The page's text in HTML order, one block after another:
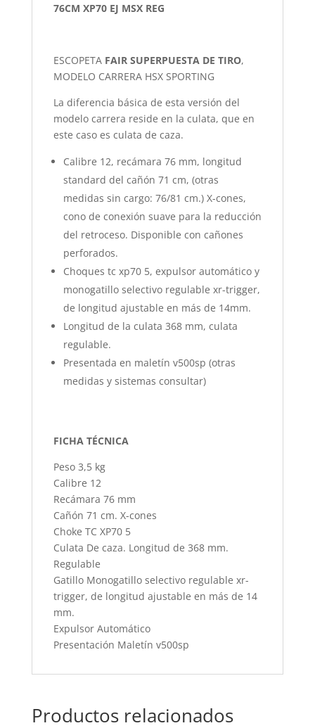
76CM XP70 EJ MSX REG
ESCOPETA FAIR SUPERPUESTA DE TIRO,
MODELO CARRERA HSX SPORTING
La diferencia básica de esta versión del
modelo carrera reside en la culata, que en
este caso es culata de caza.
Calibre 12, recámara 76 mm, longitud
standard del cañón 71 cm, (otras
medidas sin cargo: 76/81 cm.) X-cones,
cono de conexión suave para la reducción
del retroceso. Disponible con cañones
perforados.
Choques tc xp70 5, expulsor automático y
monogatillo selectivo regulable xr-trigger,
de longitud ajustable en más de 14mm.
Longitud de la culata 368 mm, culata
regulable.
Presentada en maletín v500sp (otras
medidas y sistemas consultar)
FICHA TÉCNICA
Peso 3,5 kg
Calibre 12
Recámara 76 mm
Cañón 71 cm. X-cones
Choke TC XP70 5
Culata De caza. Longitud de 368 mm.
Regulable
Gatillo Monogatillo selectivo regulable xr-
trigger, de longitud ajustable en más de 14
mm.
Expulsor Automático
Presentación Maletín v500sp
Productos relacionados